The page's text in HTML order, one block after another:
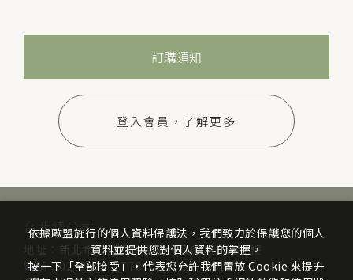
訂購須知
登入會員，了解更多
台北總公司
地址：新北市三重區光復路一段61巷26號7樓
電話：02-2999-7778
依據歐盟施行的個人資料保護法，我們致力於保護您的個人
資料並提供您對個人資料的掌握。
按一下「全部接受」，代表您允許我們置放 Cookie 來提升